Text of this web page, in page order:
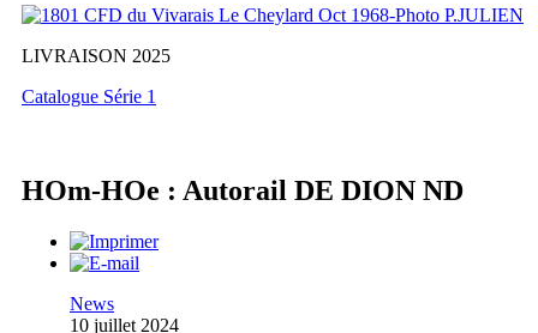
LIVRAISON 2025
Catalogue Série 1
HOm-HOe : Autorail DE DION ND
News
10 juillet 2024